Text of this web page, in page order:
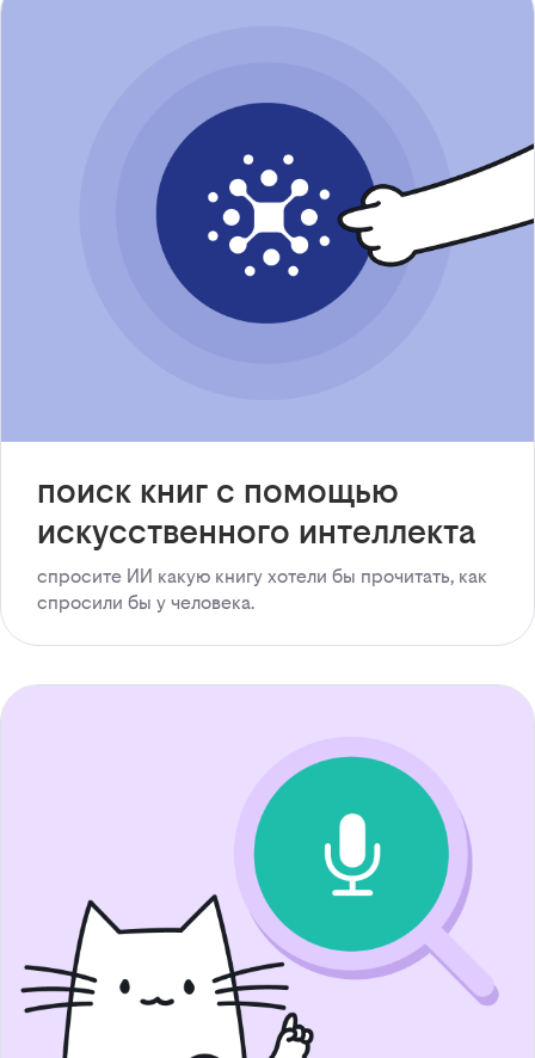
поиск книг с помощью
искусственного интеллекта
спросите ИИ какую книгу хотели бы прочитать, как
спросили бы у человека.